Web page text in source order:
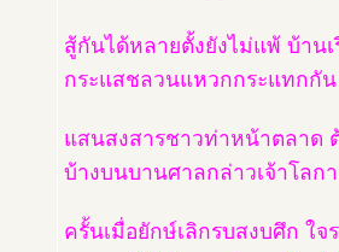
สู้กันได้หลายตั้งยังไม่แพ้ บ้าน
กระแสชลวนแหวกกระแทกกั
แสนสงสารชาวท่าหน้าตลาด
บ้างบนบานศาลกล่าวเจ้าโล
ครั้นเมื่อยักษ์เลิกรบสงบศึก ใ